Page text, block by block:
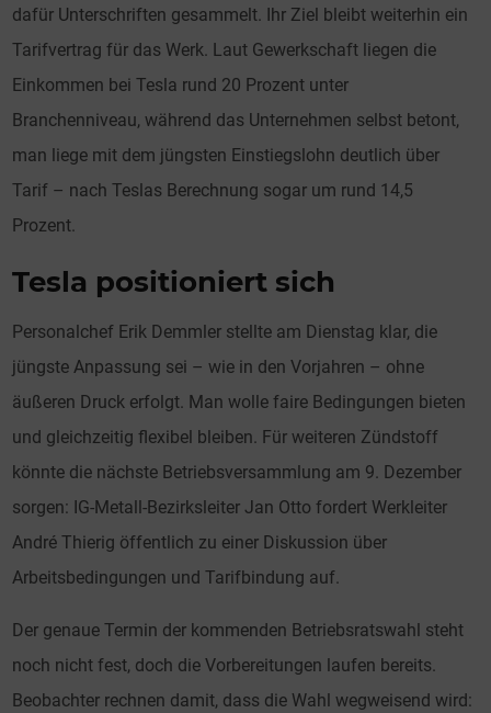
dafür Unterschriften gesammelt. Ihr Ziel bleibt weiterhin ein
Tarifvertrag für das Werk. Laut Gewerkschaft liegen die
Einkommen bei Tesla rund 20 Prozent unter
Branchenniveau, während das Unternehmen selbst betont,
man liege mit dem jüngsten Einstiegslohn deutlich über
Tarif – nach Teslas Berechnung sogar um rund 14,5
Prozent.
Tesla positioniert sich
Personalchef Erik Demmler stellte am Dienstag klar, die
jüngste Anpassung sei – wie in den Vorjahren – ohne
äußeren Druck erfolgt. Man wolle faire Bedingungen bieten
und gleichzeitig flexibel bleiben. Für weiteren Zündstoff
könnte die nächste Betriebsversammlung am 9. Dezember
sorgen: IG-Metall-Bezirksleiter Jan Otto fordert Werkleiter
André Thierig öffentlich zu einer Diskussion über
Arbeitsbedingungen und Tarifbindung auf.
Der genaue Termin der kommenden Betriebsratswahl steht
noch nicht fest, doch die Vorbereitungen laufen bereits.
Beobachter rechnen damit, dass die Wahl wegweisend wird: